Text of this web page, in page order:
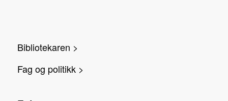
Bibliotekaren >
Fag og politikk >